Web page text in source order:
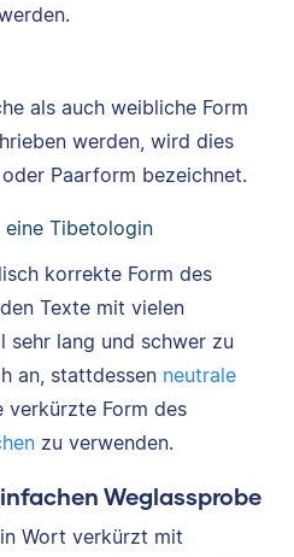
als auch weibliche Form
werden, wird dies
Paarform bezeichnet.
Tibetologin
korrekte Form des
Texte mit vielen
sehr lang und schwer zu
an, stattdessen neutrale
verkürzte Form des
zu verwenden.
Weglassprobe
Wort verkürzt mit